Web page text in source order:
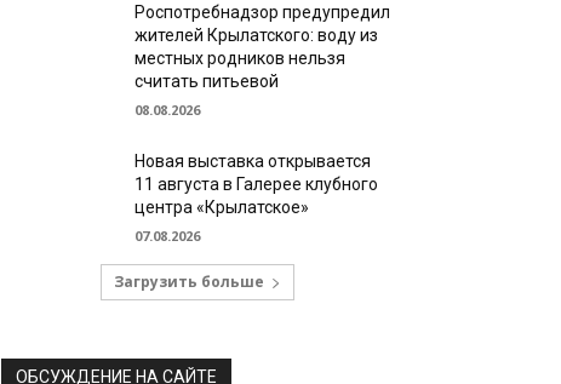
Роспотребнадзор предупредил
жителей Крылатского: воду из
местных родников нельзя
считать питьевой
08.08.2026
Новая выставка открывается
11 августа в Галерее клубного
центра «Крылатское»
07.08.2026
Загрузить больше
ОБСУЖДЕНИЕ НА САЙТЕ